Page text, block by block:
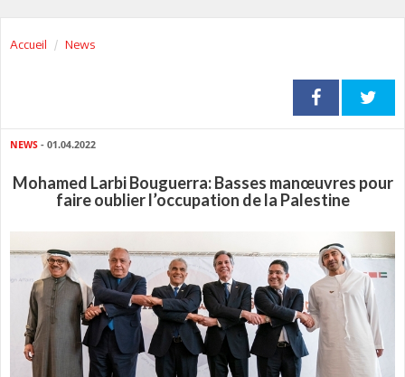
Accueil News
NEWS - 01.04.2022
Mohamed Larbi Bouguerra: Basses manœuvres pour
faire oublier l’occupation de la Palestine